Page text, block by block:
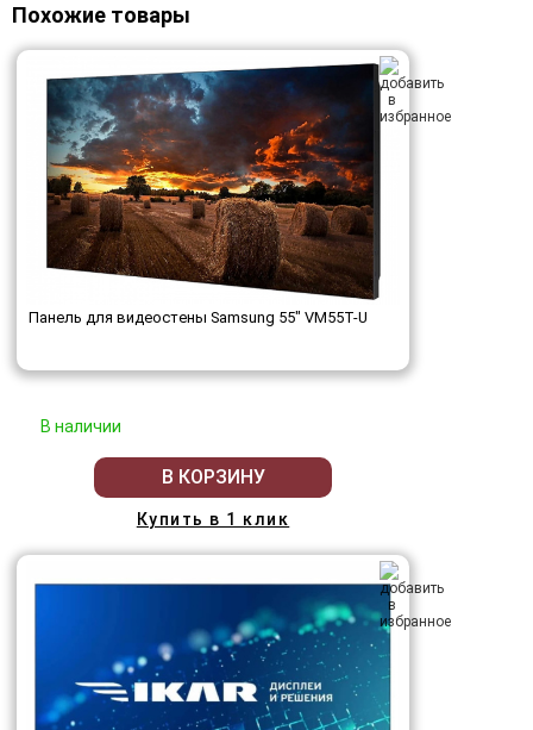
Похожие товары
Панель для видеостены Samsung 55" VM55T-U
В наличии
В КОРЗИНУ
Купить в 1 клик